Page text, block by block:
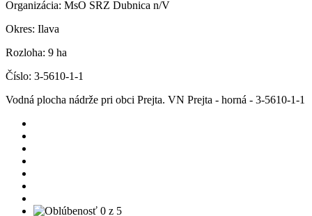
Organizácia: MsO SRZ Dubnica n/V
Okres: Ilava
Rozloha: 9 ha
Číslo: 3-5610-1-1
Vodná plocha nádrže pri obci Prejta. VN Prejta - horná - 3-5610-1-1